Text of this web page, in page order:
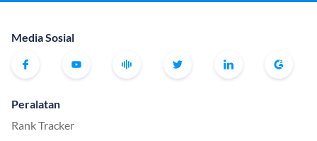
Media Sosial
Peralatan
Rank Tracker